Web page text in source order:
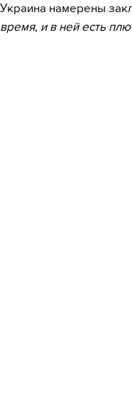
Украина намерены
время, и в ней есть